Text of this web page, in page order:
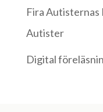
Fira Autisternas
Autister
Digital